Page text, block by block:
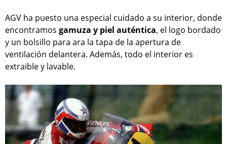
AGV ha puesto una especial cuidado a su interior, donde
encontramos gamuza y piel auténtica, el logo bordado
y un bolsillo para ara la tapa de la apertura de
ventilación delantera. Además, todo el interior es
extraible y lavable.